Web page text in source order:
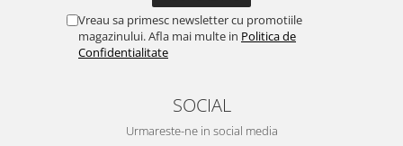
Vreau sa primesc newsletter cu promotiile
magazinului. Afla mai multe in Politica de
Confidentialitate
SOCIAL
Urmareste-ne in social media